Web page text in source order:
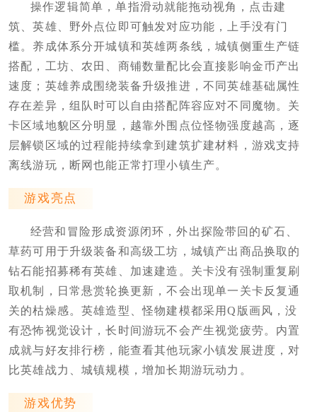
操作逻辑简单，单指滑动就能拖动视角，点击建
筑、英雄、野外点位即可触发对应功能，上手没有门
槛。养成体系分开城镇和英雄两条线，城镇侧重生产链
搭配，工坊、农田、商铺数量配比会直接影响金币产出
速度；英雄养成围绕装备升级推进，不同英雄基础属性
存在差异，组队时可以自由搭配阵容应对不同魔物。关
卡区域地貌区分明显，越靠外围点位怪物强度越高，逐
层解锁区域的过程能持续拿到建筑扩建材料，游戏支持
离线游玩，断网也能正常打理小镇生产。
游戏亮点
经营和冒险形成资源闭环，外出探险带回的矿石、
草药可用于升级装备和高级工坊，城镇产出商品换取的
钻石能招募稀有英雄、加速建造。关卡没有强制重复刷
取机制，日常悬赏轮换更新，不会出现单一关卡反复通
关的枯燥感。英雄造型、怪物建模都采用Q版画风，没
有恐怖视觉设计，长时间游玩不会产生视觉疲劳。内置
成就与好友排行榜，能查看其他玩家小镇发展进度，对
比英雄战力、城镇规模，增加长期游玩动力。
游戏优势